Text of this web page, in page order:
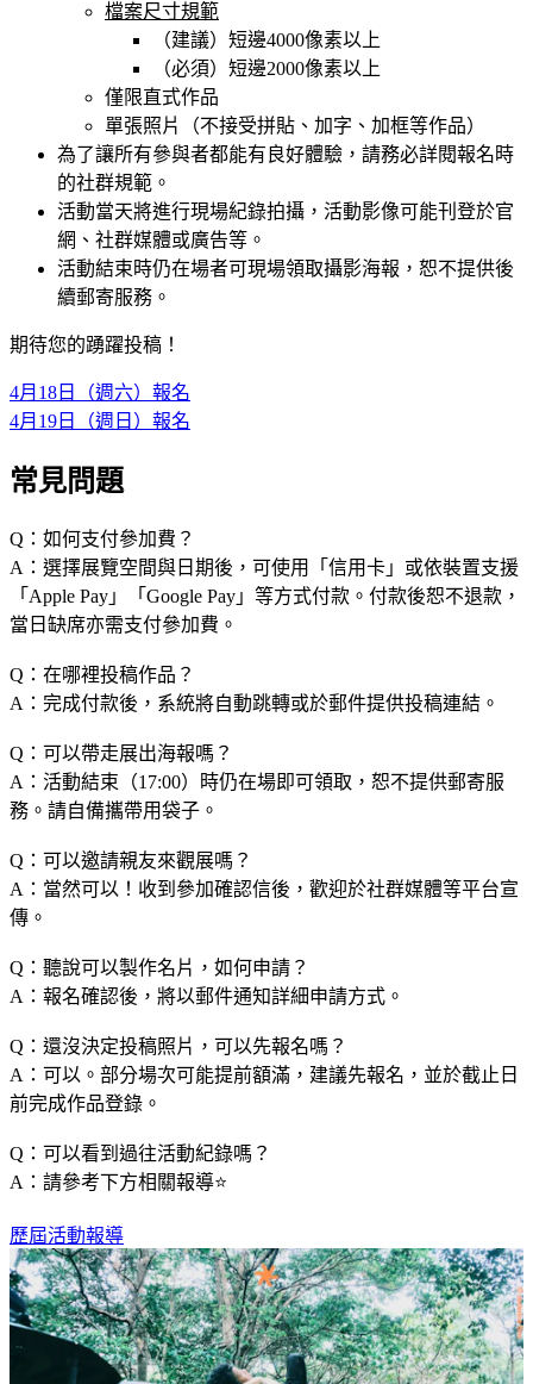
檔案尺寸規範
（建議）短邊4000像素以上
（必須）短邊2000像素以上
僅限直式作品
單張照片（不接受拼貼、加字、加框等作品）
為了讓所有參與者都能有良好體驗，請務必詳閱報名時
的社群規範。
活動當天將進行現場紀錄拍攝，活動影像可能刊登於官
網、社群媒體或廣告等。
活動結束時仍在場者可現場領取攝影海報，恕不提供後
續郵寄服務。
期待您的踴躍投稿！
4月18日（週六）報名
4月19日（週日）報名
常見問題
Q：如何支付參加費？
A：選擇展覽空間與日期後，可使用「信用卡」或依裝置支援
「Apple Pay」「Google Pay」等方式付款。付款後恕不退款，
當日缺席亦需支付參加費。
Q：在哪裡投稿作品？
A：完成付款後，系統將自動跳轉或於郵件提供投稿連結。
Q：可以帶走展出海報嗎？
A：活動結束（17:00）時仍在場即可領取，恕不提供郵寄服
務。請自備攜帶用袋子。
Q：可以邀請親友來觀展嗎？
A：當然可以！收到參加確認信後，歡迎於社群媒體等平台宣
傳。
Q：聽說可以製作名片，如何申請？
A：報名確認後，將以郵件通知詳細申請方式。
Q：還沒決定投稿照片，可以先報名嗎？
A：可以。部分場次可能提前額滿，建議先報名，並於截止日
前完成作品登錄。
Q：可以看到過往活動紀錄嗎？
A：請參考下方相關報導⭐️
歷屆活動報導